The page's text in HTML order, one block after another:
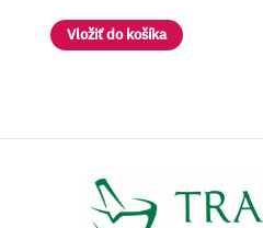
Vložiť do košíka